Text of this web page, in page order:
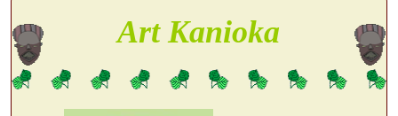
Art Kanioka